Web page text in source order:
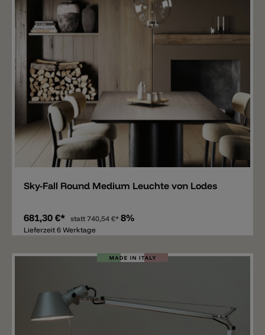
Merken
Sky-Fall Round Medium Leuchte von Lodes
681,30 €* statt740,54 €* 8%
Lieferzeit 6 Werktage